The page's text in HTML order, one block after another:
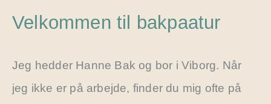
Velkommen til bakpaatur
Jeg hedder Hanne Bak og bor i Viborg. Når
jeg ikke er på arbejde, finder du mig ofte på